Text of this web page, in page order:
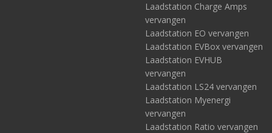
Laadstation Charge Amps
vervangen
Laadstation EO vervangen
Laadstation EVBox vervangen
Laadstation EVHUB
vervangen
Laadstation LS24 vervangen
Laadstation Myenergi
vervangen
Laadstation Ratio vervangen